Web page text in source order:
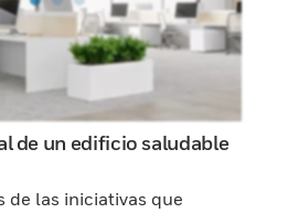
de un edificio saludable
de las iniciativas que